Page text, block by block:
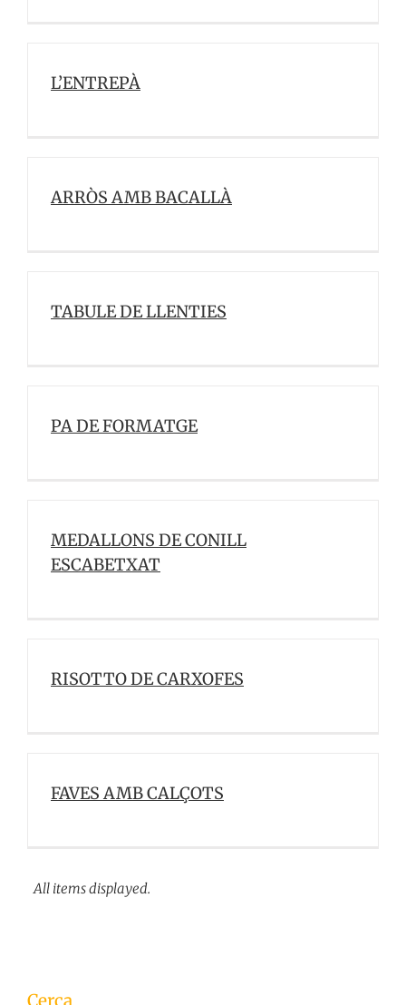
L’ENTREPÀ
ARRÒS AMB BACALLÀ
TABULE DE LLENTIES
PA DE FORMATGE
MEDALLONS DE CONILL
ESCABETXAT
RISOTTO DE CARXOFES
FAVES AMB CALÇOTS